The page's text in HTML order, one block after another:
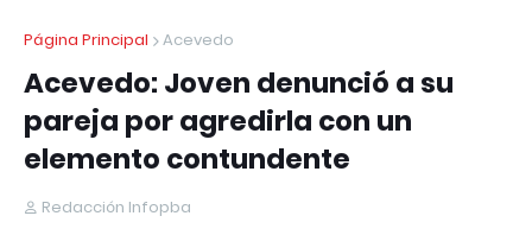
patrullero
Página Principal Acevedo
Acevedo: Joven denunció a su
pareja por agredirla con un
elemento contundente
Redacción Infopba